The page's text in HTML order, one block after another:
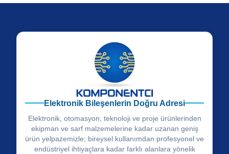
Elektronik Bileşenlerin Doğru Adresi
Elektronik, otomasyon, teknoloji ve proje ürünlerinden
ekipman ve sarf malzemelerine kadar uzanan geniş
ürün yelpazemizle; bireysel kullanımdan profesyonel ve
endüstriyel ihtiyaçlara kadar farklı alanlara yönelik